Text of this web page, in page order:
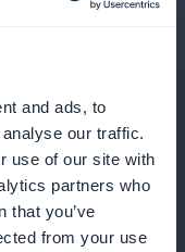
and ads, to
our traffic.
use of our site with
partners who
that you’ve
from your use